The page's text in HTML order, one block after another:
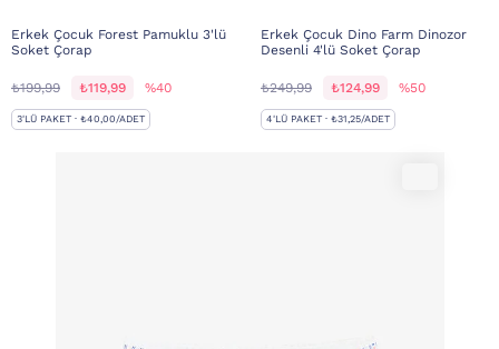
Erkek Çocuk Forest Pamuklu 3'lü
Soket Çorap
₺199,99 ₺119,99 %40
3'LÜ PAKET · ₺40,00/ADET
Erkek Çocuk Dino Farm Dinozor
Desenli 4'lü Soket Çorap
₺249,99 ₺124,99 %50
4'LÜ PAKET · ₺31,25/ADET